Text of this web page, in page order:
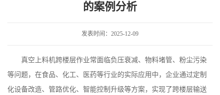
的案例分析
发表时间：2025-12-09
真空上料机跨楼层作业常面临负压衰减、物料堵管、粉尘污染
等问题，在食品、化工、医药等行业的实际应用中，企业通过定制
化设备改造、管路优化、智能控制升级等方案，实现了跨楼层输送